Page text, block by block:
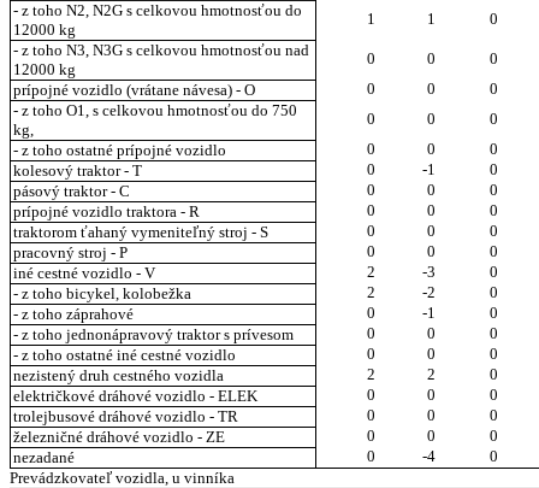
- z toho N2, N2G s celkovou hmotnosťou do
12000 kg
1 1
0
- z toho N3, N3G s celkovou hmotnosťou nad
12000 kg
0 0
0
prípojné vozidlo (vrátane návesa) - O
0 0
0
- z toho O1, s celkovou hmotnosťou do 750
kg,
0 0
0
- z toho ostatné prípojné vozidlo
0 0
0
kolesový traktor - T
0 -1
0
pásový traktor - C
0 0
0
prípojné vozidlo traktora - R
0 0
0
traktorom ťahaný vymeniteľný stroj - S
0 0
0
pracovný stroj - P
0 0
0
iné cestné vozidlo - V
2 -3
0
- z toho bicykel, kolobežka
2 -2
0
- z toho záprahové
0 -1
0
- z toho jednonápravový traktor s prívesom
0 0
0
- z toho ostatné iné cestné vozidlo
0 0
0
nezistený druh cestného vozidla
2 2
0
električkové dráhové vozidlo - ELEK
0 0
0
trolejbusové dráhové vozidlo - TR
0 0
0
železničné dráhové vozidlo - ZE
0 0
0
nezadané
0 -4
0
Prevádzkovateľ vozidla, u vinníka